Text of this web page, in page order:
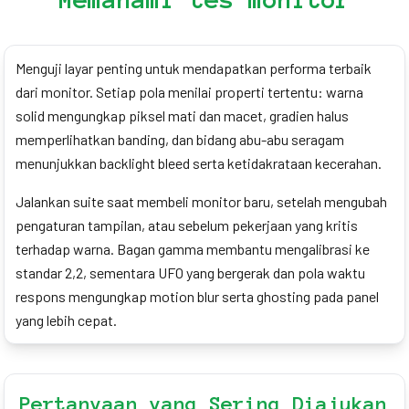
Menguji layar penting untuk mendapatkan performa terbaik
dari monitor. Setiap pola menilai properti tertentu: warna
solid mengungkap piksel mati dan macet, gradien halus
memperlihatkan banding, dan bidang abu-abu seragam
menunjukkan backlight bleed serta ketidakrataan kecerahan.
Jalankan suite saat membeli monitor baru, setelah mengubah
pengaturan tampilan, atau sebelum pekerjaan yang kritis
terhadap warna. Bagan gamma membantu mengalibrasi ke
standar 2,2, sementara UFO yang bergerak dan pola waktu
respons mengungkap motion blur serta ghosting pada panel
yang lebih cepat.
Pertanyaan yang Sering Diajukan